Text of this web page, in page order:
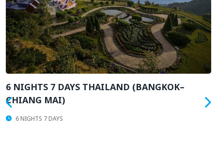
6 NIGHTS 7 DAYS THAILAND (BANGKOK–
CHIANG MAI)
6 NIGHTS 7 DAYS